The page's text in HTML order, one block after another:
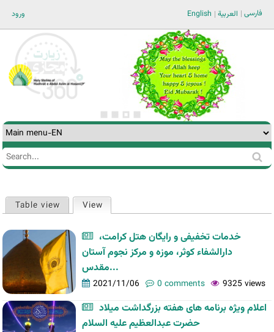
ورود فارسی العربية English
Search
Search
tabs
Table view View
خدمات تخفیفی و رایگان هتل کرامت،
دارالشفاء کوثر، موزه و مرکز نجوم آستان
مقدس...
2021/11/06 0 comments 9325 views
اعلام ویژه برنامه های هفته بزرگداشت ميلاد
حضرت عبدالعظيم علیه السلام